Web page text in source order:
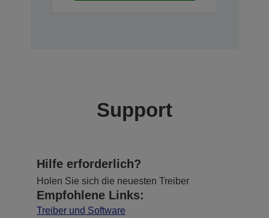
Support
Hilfe erforderlich?
Holen Sie sich die neuesten Treiber
Empfohlene Links:
Treiber und Software